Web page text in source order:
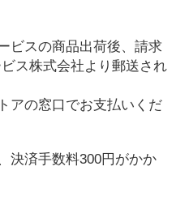
ビスの商品出荷後、請求
ス株式会社より郵送され
アの窓口でお支払いくだ
決済手数料300円がかか